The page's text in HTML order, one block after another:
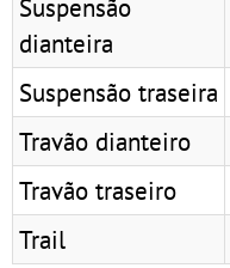
Suspensão
dianteira
Suspensão traseira
Travão dianteiro
Travão traseiro
Trail